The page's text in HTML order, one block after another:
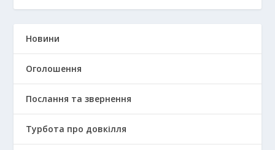
Новини
Оголошення
Послання та звернення
Турбота про довкілля